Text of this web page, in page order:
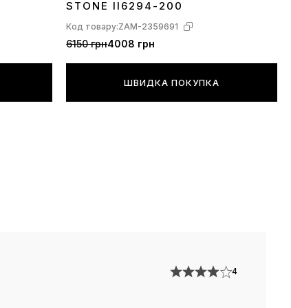
STONE II6294-200
Код товару:ZAM-2359691
6150 грн4008 грн
ШВИДКА ПОКУПКА
4